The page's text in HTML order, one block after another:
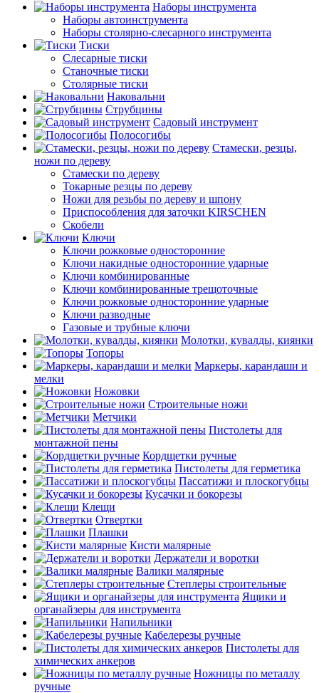
Наборы инструмента
Наборы автоинструмента
Наборы столярно-слесарного инструмента
Тиски
Слесарные тиски
Станочные тиски
Столярные тиски
Наковальни
Струбцины
Садовый инструмент
Полосогибы
Стамески, резцы,
ножи по дереву
Стамески по дереву
Токарные резцы по дереву
Ножи для резьбы по дереву и шпону
Приспособления для заточки KIRSCHEN
Скобели
Ключи
Ключи рожковые односторонние
Ключи накидные односторонние ударные
Ключи комбинированные
Ключи комбинированные трещоточные
Ключи рожковые односторонние ударные
Ключи разводные
Газовые и трубные ключи
Молотки, кувалды, киянки
Топоры
Маркеры, карандаши и
мелки
Ножовки
Строительные ножи
Метчики
Пистолеты для
монтажной пены
Кордщетки ручные
Пистолеты для герметика
Пассатижи и плоскогубцы
Кусачки и бокорезы
Клещи
Отвертки
Плашки
Кисти малярные
Держатели и воротки
Валики малярные
Степлеры строительные
Ящики и
органайзеры для инструмента
Напильники
Кабелерезы ручные
Пистолеты для
химических анкеров
Ножницы по металлу
ручные